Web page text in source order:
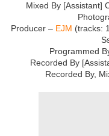
Mixed By [Assistant]
Producer – EJM (tracks:
Programmed
Recorded By
Recorded By,